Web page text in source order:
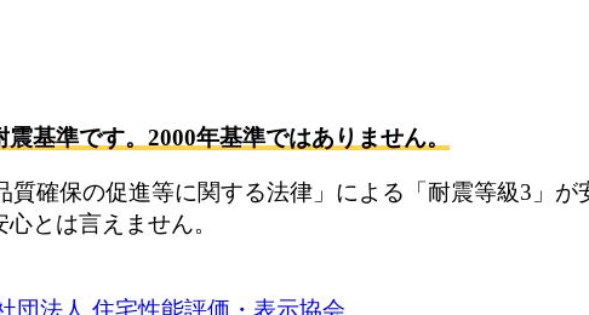
基準です。2000年基準ではありません。
確保の促進等に関する法律」による「耐震等級3」が
とは言えません。
団法人 住宅性能評価・表示協会